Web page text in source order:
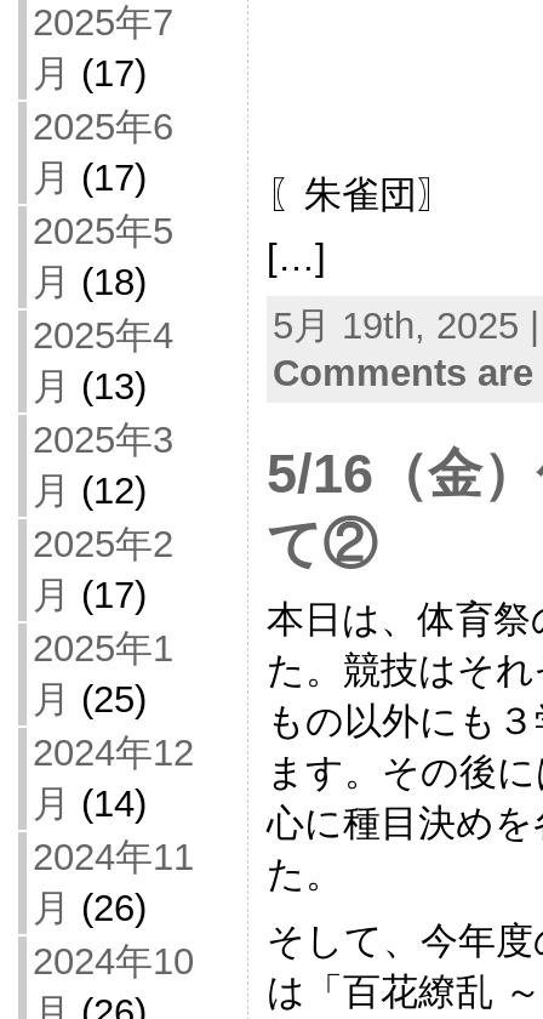
2025年7
月 (17)
2025年6
月 (17)
2025年5
月 (18)
2025年4
月 (13)
2025年3
月 (12)
2025年2
月 (17)
2025年1
月 (25)
2024年12
月 (14)
2024年11
月 (26)
2024年10
〖朱雀団〗
[…]
5月 19th, 2025
Comments
5/16（金
て②
本日は、体育
た。競技はそ
もの以外にも
ます。その後
心に種目決め
た。
そして、今年
は「百花繚乱